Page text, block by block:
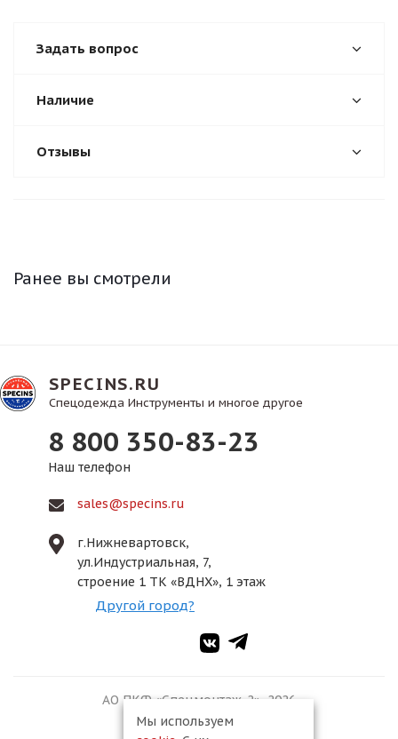
Задать вопрос
Наличие
Отзывы
Ранее вы смотрели
SPECINS.RU
Спецодежда Инструменты и многое другое
8 800 350-83-23
Наш телефон
sales@specins.ru
г.Нижневартовск,
ул.Индустриальная, 7,
строение 1 ТК «ВДНХ», 1 этаж
Другой город?
АО ПКФ «Спецмонтаж-2», 2026
Мы используем